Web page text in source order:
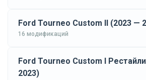
Ford Tourneo Custom II (2023 —
16 модификаций
Ford Tourneo Custom I
2023)